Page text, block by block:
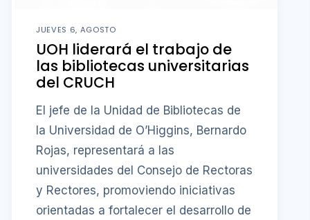
JUEVES 6, AGOSTO
UOH liderará el trabajo de
las bibliotecas universitarias
del CRUCH
El jefe de la Unidad de Bibliotecas de
la Universidad de O’Higgins, Bernardo
Rojas, representará a las
universidades del Consejo de Rectoras
y Rectores, promoviendo iniciativas
orientadas a fortalecer el desarrollo de